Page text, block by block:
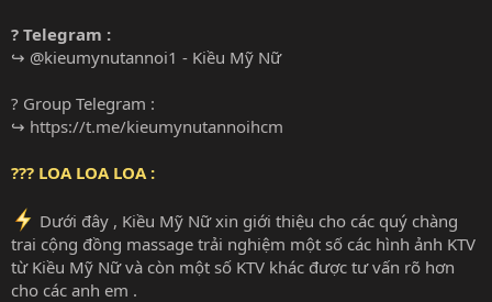
? Telegram :
↪ @kieumynutannoi1 - Kiều Mỹ Nữ
? Group Telegram :
↪ https://t.me/kieumynutannoihcm
??? LOA LOA LOA :
Dưới đây , Kiều Mỹ Nữ xin giới thiệu cho các quý chàng
trai cộng đồng massage trải nghiệm một số các hình ảnh KTV
từ Kiều Mỹ Nữ và còn một số KTV khác được tư vấn rõ hơn
cho các anh em .